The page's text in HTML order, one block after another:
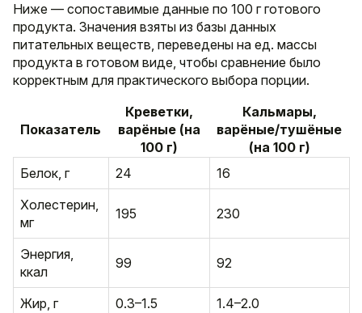
Ниже — сопоставимые данные по 100 г готового
продукта. Значения взяты из базы данных
питательных веществ, переведены на ед. массы
продукта в готовом виде, чтобы сравнение было
корректным для практического выбора порции.
Показатель
Креветки,
варёные (на
100 г)
Кальмары,
варёные/тушёные
(на 100 г)
Белок, г
24
16
Холестерин,
мг
195 230
Энергия,
ккал
99 92
Жир, г 0.3–1.5
1.4–2.0